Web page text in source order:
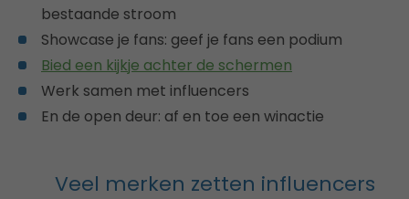
bestaande stroom
Showcase je fans: geef je fans een podium
Bied een kijkje achter de schermen
Werk samen met influencers
En de open deur: af en toe een winactie
Veel merken zetten influencers